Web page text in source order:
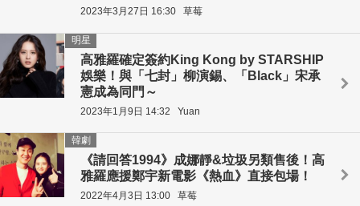
2023年3月27日 16:30 草莓
高雅羅確定簽約King Kong by STARSHIP
娛樂！與「七封」柳演錫、「Black」宋承
憲成為同門～
明星
2023年1月9日 14:32 Yuan
《請回答1994》成娜靜&垃圾另類售後！高
雅羅應援鄭宇新電影《熱血》直接包場！
韓劇
2022年4月3日 13:00 草莓